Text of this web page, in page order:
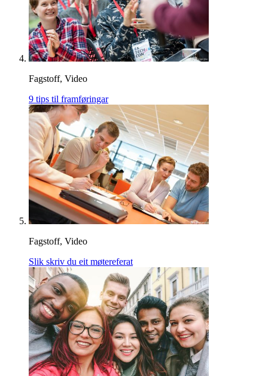
Fagstoff, Video
9 tips til framføringar
Fagstoff, Video
Slik skriv du eit møtereferat